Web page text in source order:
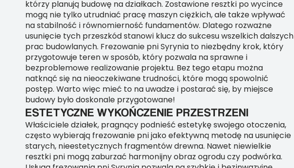
którzy planują budowę na działkach. Zostawione resztki po wycince
mogą nie tylko utrudniać pracę maszyn ciężkich, ale także wpływać
na stabilność i równomierność fundamentów. Dlatego rozważne
usunięcie tych przeszkód stanowi klucz do sukcesu wszelkich dalszych
prac budowlanych. Frezowanie pni Syrynia to niezbędny krok, który
przygotowuje teren w sposób, który pozwala na sprawne i
bezproblemowe realizowanie projektu. Bez tego etapu można
natknąć się na nieoczekiwane trudności, które mogą spowolnić
postęp. Warto więc mieć to na uwadze i postarać się, by miejsce
budowy było doskonale przygotowane!
ESTETYCZNE WYKOŃCZENIE PRZESTRZENI
Właściciele działek, pragnący podnieść estetykę swojego otoczenia,
często wybierają frezowanie pni jako efektywną metodę na usunięcie
starych, nieestetycznych fragmentów drewna. Nawet niewielkie
resztki pni mogą zaburzać harmonijny obraz ogrodu czy podwórka.